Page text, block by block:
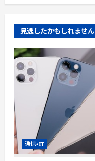
見逃したかもしれません
通信・IT